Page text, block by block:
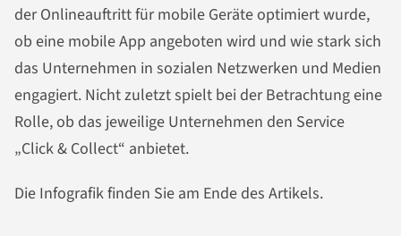
der Onlineauftritt für mobile Geräte optimiert wurde,
ob eine mobile App angeboten wird und wie stark sich
das Unternehmen in sozialen Netzwerken und Medien
engagiert. Nicht zuletzt spielt bei der Betrachtung eine
Rolle, ob das jeweilige Unternehmen den Service
„Click & Collect“ anbietet.
Die Infografik finden Sie am Ende des Artikels.